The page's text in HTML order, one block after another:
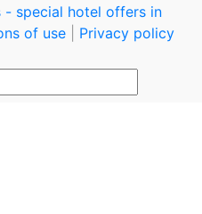
- special hotel offers in
of use Privacy policy